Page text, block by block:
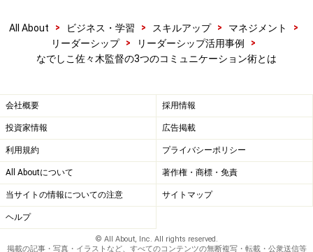
All About > ビジネス・学習 > スキルアップ > マネジメント
>
リーダーシップ
> リーダーシップ活用事例
>
なでしこ佐々木監督の3つのコミュニケーション術とは
会社概要 採用情報
投資家情報 広告掲載
利用規約 プライバシーポリシー
All Aboutについて 著作権・商標・免責
当サイトの情報についての注意 サイトマップ
ヘルプ
© All About, Inc. All rights reserved.
掲載の記事・写真・イラストなど、すべてのコンテンツの無断複写・転載・公衆送信等